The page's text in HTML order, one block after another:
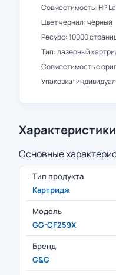
Совместимость: HP
Цвет чернил: чёрный
Ресурс: 10000
Тип: лазерный
Совместимость с
Упаковка:
Характеристики
Основные
Тип продукта
Картридж
Модель
GG-CF259X
Бренд
G&G